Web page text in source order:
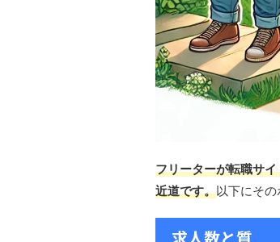
フリーターが転職サ
近道です。以下にその